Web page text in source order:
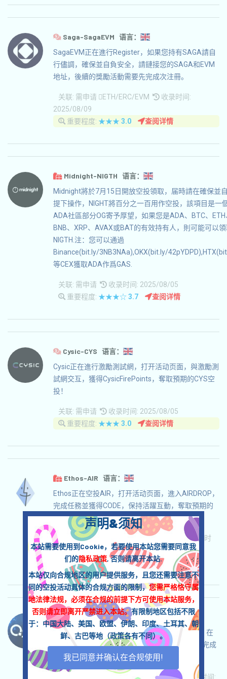
Saga-SagaEVM 语言：
SagaEVM正在進行Register，如果您持有SAGA請自
行儘調，確保並自負安全，請鏈接您的SAGA和EVM
地址，後續的獎勵活動需要先完成次注冊。
关联: 需申请 ETH/ERC/EVM
收录时间:
2025/08/09
重要程度: ★★★ 3.0 查阅详情
Midnight-NIGTH 语言：
Midnight將於7月15日開放空投領取，届時請在確保並
提下操作，NIGHT將百分之一百用作空投，該項目是一
ADA社區部分OG寄予厚望，如果您是ADA、BTC、ETH
BNB、XRP、AVAX或BAT的有效持有人，則可能可以
NIGTH.注：您可以通過
Binance(bit.ly/3NB3NAa),OKX(bit.ly/
等CEX獲取ADA作爲GAS.
关联: 需申请
收录时间: 2025/08/05
重要程度: ★★★☆3.7 查阅详情
Cysic-CYS 语言：
Cysic正在進行激勵測試網，打开活动页面，與激勵測
試網交互，獲得CysicFirePoints，奪取預期的CYS空
投！
关联: 需申请
收录时间: 2025/08/05
重要程度: ★★★ 3.0 查阅详情
Ethos-AIR 语言：
Ethos正在空投AIR，打开活动页面，進入AIRDROP，
完成任務並獲得CODE，保持活躍互動，奪取預期的
空投！
关联:需申请 ETH/ERC/EVM
收录时
间: 2025/08/05
重要程度:★★☆2.6 查阅详情
Quranium-QRN 语言：
Quranium正在空投，這是一個后量子EVM項目，在
自行自負並確保安全的前提下，打开活动页面，完成
各项任务，奪取預期的空投！
ETH/ERC/EVM 邀请 收录时间:
声明&须知
本站需要使用到Cookie，若要使用本站您需要同意我
们的隐私政策, 否则请离开本站.
本站仅向合规地区的用户提供服务，且您还需要注意不
同的空投活动具体的合规方面的限制，您需严格恪守属
地法律法规，必须在合规的前提下方可使用本站服务，
否则请立即离开严禁进入本站。有限制地区包括不限
于：中国大陆、美国、欧盟、伊朗、印度、土耳其、朝
鲜、古巴等地（政策各有不同）。
我已同意并确认在合规使用!